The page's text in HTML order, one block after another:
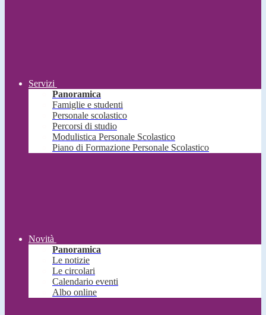
Servizi
Panoramica
Famiglie e studenti
Personale scolastico
Percorsi di studio
Modulistica Personale Scolastico
Piano di Formazione Personale Scolastico
Novità
Panoramica
Le notizie
Le circolari
Calendario eventi
Albo online